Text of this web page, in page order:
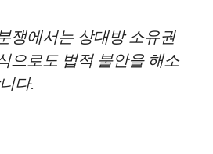
쟁에서는 상대방 소유권
으로도 법적 불안을 해소
다.